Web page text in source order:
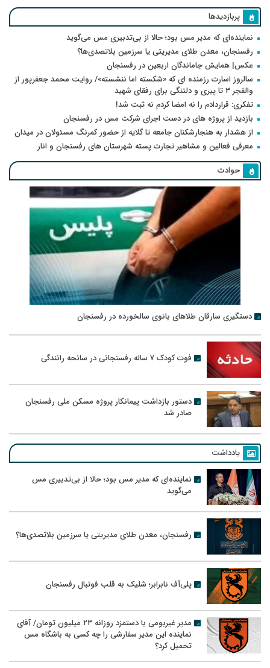
پربازدیدها
نماینده‌ای که مدیر مس بود؛ حالا از بی‌تدبیری مس می‌گوید
رفسنجان، معدن طلای مدیریتی یا سرزمین بلاتصدی‌ها؟
عکس| همایش جاماندگان اربعین در رفسنجان
سالروز اسارت رزمنده ای که «شکسته اما ننشسته»/ روایت محمد جعفرپور از
والفجر ۳ تا پیری و دلتنگی برای رفقای شهید
تفکری: قراردادم را نه امضا کردم نه ثبت شد!
بازدید از پروژه های در دست اجرای شرکت مس در رفسنجان
از هشدار به هنجارشکنان جامعه تا گلایه از حضور کمرنگ مسئولان در میدان
معرفی فعالین و مشاهیر تجارت پسته شهرستان های رفسنجان و انار
حوادث
دستگیری سارقان طلاهای بانوی سالخورده در رفسنجان
فوت کودک ۷ ساله رفسنجانی در سانحه رانندگی
دستور بازداشت پیمانکار پروژه مسکن ملی رفسنجان
صادر شد
یادداشت
نماینده‌ای که مدیر مس بود؛ حالا از بی‌تدبیری مس
می‌گوید
رفسنجان، معدن طلای مدیریتی یا سرزمین بلاتصدی‌ها؟
پلی‌آف نابرابر؛ شلیک به قلب فوتبال رفسنجان
مدیر غیربومی با دستمزد روزانه ۲۳ میلیون تومان/ آقای
نماینده این مدیر سفارشی را چه کسی به باشگاه مس
تحمیل کرد؟